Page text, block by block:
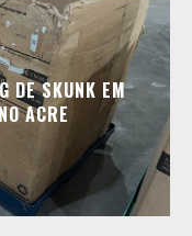
DE SKUNK EM
ACRE